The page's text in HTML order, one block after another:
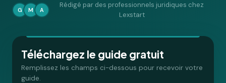
G M A
Rédigé par des professionnels juridiques chez
Lexstart
Téléchargez le guide gratuit
Remplissez les champs ci-dessous pour recevoir votre
guide.